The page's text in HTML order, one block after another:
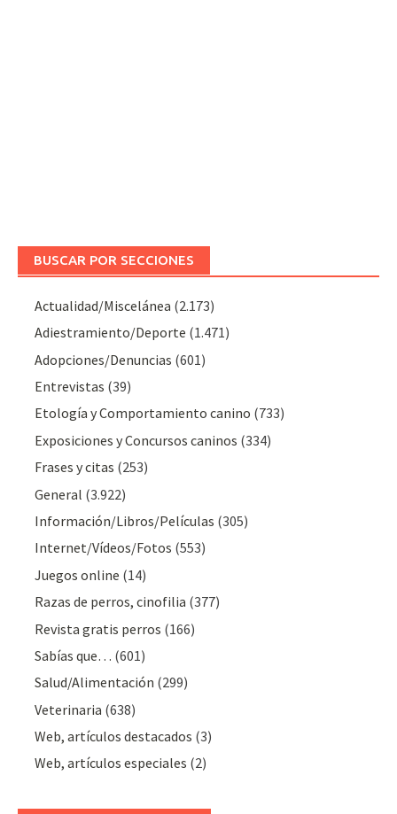
BUSCAR POR SECCIONES
Actualidad/Miscelánea (2.173)
Adiestramiento/Deporte (1.471)
Adopciones/Denuncias (601)
Entrevistas (39)
Etología y Comportamiento canino (733)
Exposiciones y Concursos caninos (334)
Frases y citas (253)
General (3.922)
Información/Libros/Películas (305)
Internet/Vídeos/Fotos (553)
Juegos online (14)
Razas de perros, cinofilia (377)
Revista gratis perros (166)
Sabías que… (601)
Salud/Alimentación (299)
Veterinaria (638)
Web, artículos destacados (3)
Web, artículos especiales (2)